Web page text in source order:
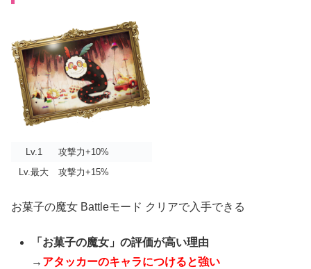
Lv.1
攻撃力+10%
Lv.最大
攻撃力+15%
お菓子の魔女 Battleモード クリアで入手できる
「お菓子の魔女」の評価が高い理由
→ アタッカーのキャラにつけると強い